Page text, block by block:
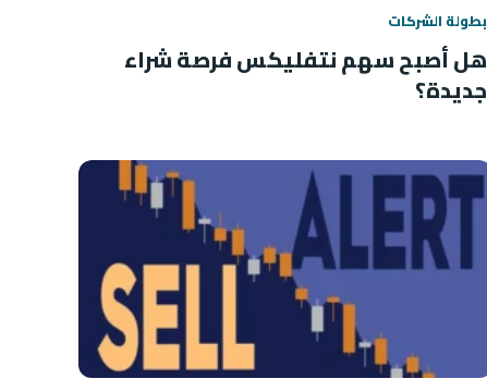
بطولة الشركات
هل أصبح سهم نتفليكس فرصة شراء
جديدة؟